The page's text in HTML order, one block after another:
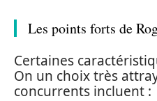
Les points forts de
Certaines
On un choix très
concurrents incluent :